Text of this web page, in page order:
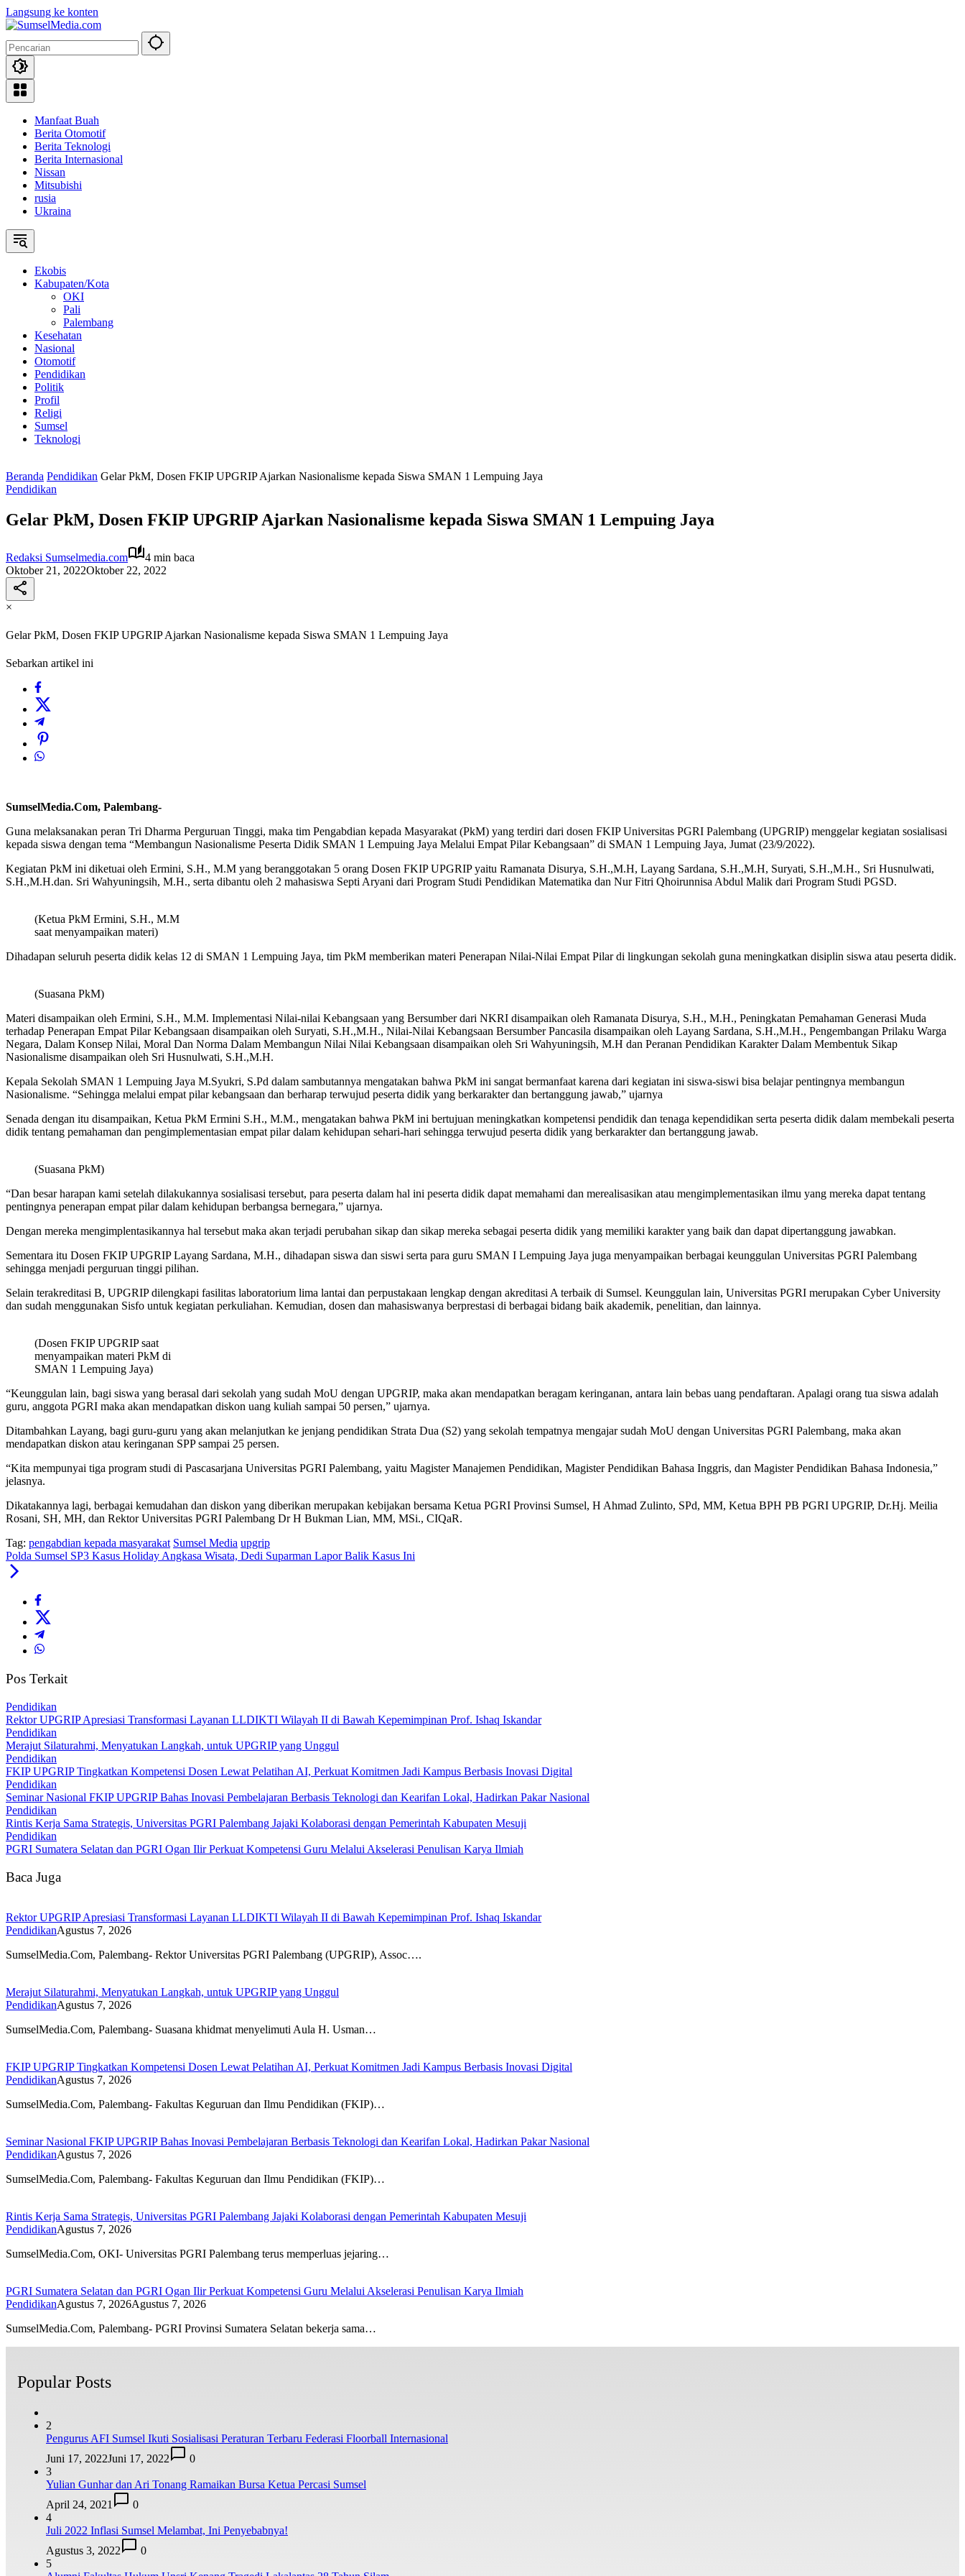
Langsung ke konten
Manfaat Buah
Berita Otomotif
Berita Teknologi
Berita Internasional
Nissan
Mitsubishi
rusia
Ukraina
Ekobis
Kabupaten/Kota
OKI
Pali
Palembang
Kesehatan
Nasional
Otomotif
Pendidikan
Politik
Profil
Religi
Sumsel
Teknologi
Beranda Pendidikan Gelar PkM, Dosen FKIP UPGRIP Ajarkan Nasionalisme kepada Siswa SMAN 1 Lempuing Jaya
Pendidikan
Gelar PkM, Dosen FKIP UPGRIP Ajarkan Nasionalisme kepada Siswa SMAN 1 Lempuing Jaya
Redaksi Sumselmedia.com
4 min baca
Oktober 21, 2022Oktober 22, 2022
×
Gelar PkM, Dosen FKIP UPGRIP Ajarkan Nasionalisme kepada Siswa SMAN 1 Lempuing Jaya
Sebarkan artikel ini
SumselMedia.Com, Palembang-
Guna melaksanakan peran Tri Dharma Perguruan Tinggi, maka tim Pengabdian kepada Masyarakat (PkM) yang terdiri dari dosen FKIP Universitas PGRI Palembang (UPGRIP) menggelar kegiatan sosialisasi
kepada siswa dengan tema “Membangun Nasionalisme Peserta Didik SMAN 1 Lempuing Jaya Melalui Empat Pilar Kebangsaan” di SMAN 1 Lempuing Jaya, Jumat (23/9/2022).
Kegiatan PkM ini diketuai oleh Ermini, S.H., M.M yang beranggotakan 5 orang Dosen FKIP UPGRIP yaitu Ramanata Disurya, S.H.,M.H, Layang Sardana, S.H.,M.H, Suryati, S.H.,M.H., Sri Husnulwati,
S.H.,M.H.dan. Sri Wahyuningsih, M.H., serta dibantu oleh 2 mahasiswa Septi Aryani dari Program Studi Pendidikan Matematika dan Nur Fitri Qhoirunnisa Abdul Malik dari Program Studi PGSD.
(Ketua PkM Ermini, S.H., M.M
saat menyampaikan materi)
Dihadapan seluruh peserta didik kelas 12 di SMAN 1 Lempuing Jaya, tim PkM memberikan materi Penerapan Nilai-Nilai Empat Pilar di lingkungan sekolah guna meningkatkan disiplin siswa atau peserta didik.
(Suasana PkM)
Materi disampaikan oleh Ermini, S.H., M.M. Implementasi Nilai-nilai Kebangsaan yang Bersumber dari NKRI disampaikan oleh Ramanata Disurya, S.H., M.H., Peningkatan Pemahaman Generasi Muda
terhadap Penerapan Empat Pilar Kebangsaan disampaikan oleh Suryati, S.H.,M.H., Nilai-Nilai Kebangsaan Bersumber Pancasila disampaikan oleh Layang Sardana, S.H.,M.H., Pengembangan Prilaku Warga
Negara, Dalam Konsep Nilai, Moral Dan Norma Dalam Membangun Nilai Nilai Kebangsaan disampaikan oleh Sri Wahyuningsih, M.H dan Peranan Pendidikan Karakter Dalam Membentuk Sikap
Nasionalisme disampaikan oleh Sri Husnulwati, S.H.,M.H.
Kepala Sekolah SMAN 1 Lempuing Jaya M.Syukri, S.Pd dalam sambutannya mengatakan bahwa PkM ini sangat bermanfaat karena dari kegiatan ini siswa-siswi bisa belajar pentingnya membangun
Nasionalisme. “Sehingga melalui empat pilar kebangsaan dan berharap terwujud peserta didik yang berkarakter dan bertanggung jawab,” ujarnya
Senada dengan itu disampaikan, Ketua PkM Ermini S.H., M.M., mengatakan bahwa PkM ini bertujuan meningkatkan kompetensi pendidik dan tenaga kependidikan serta peserta didik dalam membekali peserta
didik tentang pemahaman dan pengimplementasian empat pilar dalam kehidupan sehari-hari sehingga terwujud peserta didik yang berkarakter dan bertanggung jawab.
(Suasana PkM)
“Dan besar harapan kami setelah dilakukannya sosialisasi tersebut, para peserta dalam hal ini peserta didik dapat memahami dan merealisasikan atau mengimplementasikan ilmu yang mereka dapat tentang
pentingnya penerapan empat pilar dalam kehidupan berbangsa bernegara,” ujarnya.
Dengan mereka mengimplentasikannya hal tersebut maka akan terjadi perubahan sikap dan sikap mereka sebagai peserta didik yang memiliki karakter yang baik dan dapat dipertanggung jawabkan.
Sementara itu Dosen FKIP UPGRIP Layang Sardana, M.H., dihadapan siswa dan siswi serta para guru SMAN I Lempuing Jaya juga menyampaikan berbagai keunggulan Universitas PGRI Palembang
sehingga menjadi perguruan tinggi pilihan.
Selain terakreditasi B, UPGRIP dilengkapi fasilitas laboratorium lima lantai dan perpustakaan lengkap dengan akreditasi A terbaik di Sumsel. Keunggulan lain, Universitas PGRI merupakan Cyber University
dan sudah menggunakan Sisfo untuk kegiatan perkuliahan. Kemudian, dosen dan mahasiswanya berprestasi di berbagai bidang baik akademik, penelitian, dan lainnya.
(Dosen FKIP UPGRIP saat
menyampaikan materi PkM di
SMAN 1 Lempuing Jaya)
“Keunggulan lain, bagi siswa yang berasal dari sekolah yang sudah MoU dengan UPGRIP, maka akan mendapatkan beragam keringanan, antara lain bebas uang pendaftaran. Apalagi orang tua siswa adalah
guru, anggota PGRI maka akan mendapatkan diskon uang kuliah sampai 50 persen,” ujarnya.
Ditambahkan Layang, bagi guru-guru yang akan melanjutkan ke jenjang pendidikan Strata Dua (S2) yang sekolah tempatnya mengajar sudah MoU dengan Universitas PGRI Palembang, maka akan
mendapatkan diskon atau keringanan SPP sampai 25 persen.
“Kita mempunyai tiga program studi di Pascasarjana Universitas PGRI Palembang, yaitu Magister Manajemen Pendidikan, Magister Pendidikan Bahasa Inggris, dan Magister Pendidikan Bahasa Indonesia,”
jelasnya.
Dikatakannya lagi, berbagai kemudahan dan diskon yang diberikan merupakan kebijakan bersama Ketua PGRI Provinsi Sumsel, H Ahmad Zulinto, SPd, MM, Ketua BPH PB PGRI UPGRIP, Dr.Hj. Meilia
Rosani, SH, MH, dan Rektor Universitas PGRI Palembang Dr H Bukman Lian, MM, MSi., CIQaR.
Tag: pengabdian kepada masyarakat Sumsel Media upgrip
Polda Sumsel SP3 Kasus Holiday Angkasa Wisata, Dedi Suparman Lapor Balik Kasus Ini
Pos Terkait
Pendidikan
Rektor UPGRIP Apresiasi Transformasi Layanan LLDIKTI Wilayah II di Bawah Kepemimpinan Prof. Ishaq Iskandar
Pendidikan
Merajut Silaturahmi, Menyatukan Langkah, untuk UPGRIP yang Unggul
Pendidikan
FKIP UPGRIP Tingkatkan Kompetensi Dosen Lewat Pelatihan AI, Perkuat Komitmen Jadi Kampus Berbasis Inovasi Digital
Pendidikan
Seminar Nasional FKIP UPGRIP Bahas Inovasi Pembelajaran Berbasis Teknologi dan Kearifan Lokal, Hadirkan Pakar Nasional
Pendidikan
Rintis Kerja Sama Strategis, Universitas PGRI Palembang Jajaki Kolaborasi dengan Pemerintah Kabupaten Mesuji
Pendidikan
PGRI Sumatera Selatan dan PGRI Ogan Ilir Perkuat Kompetensi Guru Melalui Akselerasi Penulisan Karya Ilmiah
Baca Juga
Rektor UPGRIP Apresiasi Transformasi Layanan LLDIKTI Wilayah II di Bawah Kepemimpinan Prof. Ishaq Iskandar
PendidikanAgustus 7, 2026
SumselMedia.Com, Palembang- Rektor Universitas PGRI Palembang (UPGRIP), Assoc….
Merajut Silaturahmi, Menyatukan Langkah, untuk UPGRIP yang Unggul
PendidikanAgustus 7, 2026
SumselMedia.Com, Palembang- Suasana khidmat menyelimuti Aula H. Usman…
FKIP UPGRIP Tingkatkan Kompetensi Dosen Lewat Pelatihan AI, Perkuat Komitmen Jadi Kampus Berbasis Inovasi Digital
PendidikanAgustus 7, 2026
SumselMedia.Com, Palembang- Fakultas Keguruan dan Ilmu Pendidikan (FKIP)…
Seminar Nasional FKIP UPGRIP Bahas Inovasi Pembelajaran Berbasis Teknologi dan Kearifan Lokal, Hadirkan Pakar Nasional
PendidikanAgustus 7, 2026
SumselMedia.Com, Palembang- Fakultas Keguruan dan Ilmu Pendidikan (FKIP)…
Rintis Kerja Sama Strategis, Universitas PGRI Palembang Jajaki Kolaborasi dengan Pemerintah Kabupaten Mesuji
PendidikanAgustus 7, 2026
SumselMedia.Com, OKI- Universitas PGRI Palembang terus memperluas jejaring…
PGRI Sumatera Selatan dan PGRI Ogan Ilir Perkuat Kompetensi Guru Melalui Akselerasi Penulisan Karya Ilmiah
PendidikanAgustus 7, 2026Agustus 7, 2026
SumselMedia.Com, Palembang- PGRI Provinsi Sumatera Selatan bekerja sama…
Popular Posts
2
Pengurus AFI Sumsel Ikuti Sosialisasi Peraturan Terbaru Federasi Floorball Internasional
Juni 17, 2022Juni 17, 2022
0
3
Yulian Gunhar dan Ari Tonang Ramaikan Bursa Ketua Percasi Sumsel
April 24, 2021
0
4
Juli 2022 Inflasi Sumsel Melambat, Ini Penyebabnya!
Agustus 3, 2022
0
5